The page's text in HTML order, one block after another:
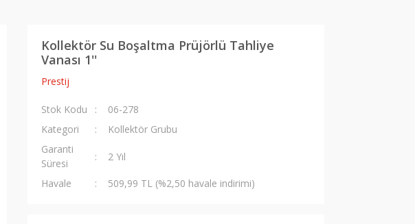
Kollektör Su Boşaltma Prüjörlü Tahliye
Vanası 1''
Prestij
Stok Kodu
06-278
Kategori
Kollektör Grubu
Garanti
Süresi
2 Yıl
Havale 509,99 TL (%2,50 havale indirimi)